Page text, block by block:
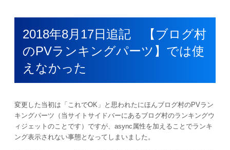
2018年8月17日追記 【ブログ村
のPVランキングパーツ】では使
えなかった
変更した当初は「これでOK」と思われたにほんブログ村のPVラン
キングパーツ（当サイトサイドバーにあるブログ村のランキングウ
ィジェットのことです）ですが、async属性を加えることでランキ
ング表示されない事態となってしまいました。